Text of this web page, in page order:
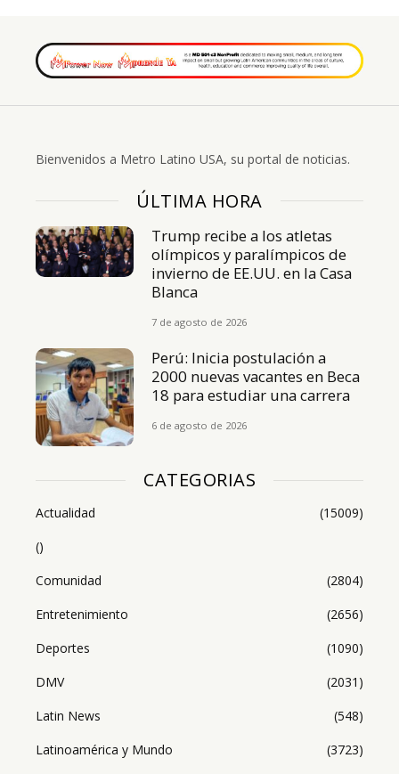
Bienvenidos a Metro Latino USA, su portal de noticias.
ÚLTIMA HORA
Trump recibe a los atletas
olímpicos y paralímpicos de
invierno de EE.UU. en la Casa
Blanca
7 de agosto de 2026
Perú: Inicia postulación a
2000 nuevas vacantes en Beca
18 para estudiar una carrera
6 de agosto de 2026
CATEGORIAS
Actualidad
(15009)
()
Comunidad
(2804)
Entretenimiento
(2656)
Deportes
(1090)
DMV
(2031)
Latin News
(548)
Latinoamérica y Mundo
(3723)